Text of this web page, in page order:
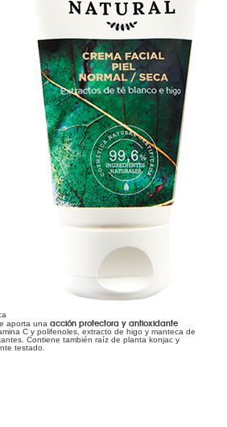
aporta una acción protectora y antioxidante
C y polifenoles, extracto de higo y manteca de
Contiene también raíz de planta konjac y
testado.